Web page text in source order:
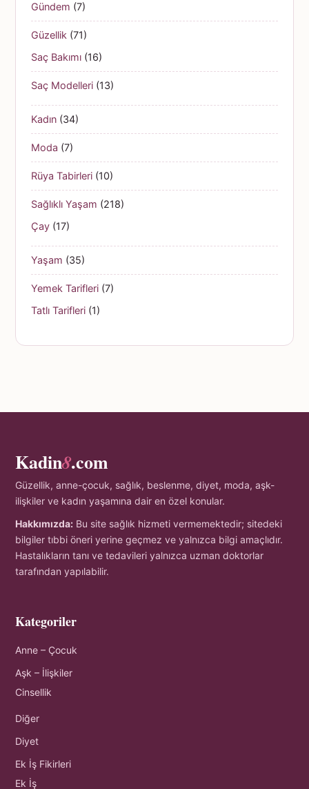
Gündem (7)
Güzellik (71)
Saç Bakımı (16)
Saç Modelleri (13)
Kadın (34)
Moda (7)
Rüya Tabirleri (10)
Sağlıklı Yaşam (218)
Çay (17)
Yaşam (35)
Yemek Tarifleri (7)
Tatlı Tarifleri (1)
Kadin8.com
Güzellik, anne-çocuk, sağlık, beslenme, diyet, moda, aşk-
ilişkiler ve kadın yaşamına dair en özel konular.
Hakkımızda: Bu site sağlık hizmeti vermemektedir; sitedeki
bilgiler tıbbi öneri yerine geçmez ve yalnızca bilgi amaçlıdır.
Hastalıkların tanı ve tedavileri yalnızca uzman doktorlar
tarafından yapılabilir.
Kategoriler
Anne – Çocuk
Aşk – İlişkiler
Cinsellik
Diğer
Diyet
Ek İş Fikirleri
Ek İş